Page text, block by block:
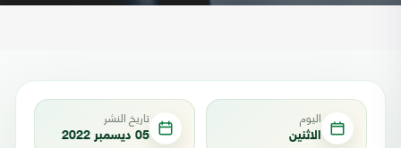
اليوم
الاثنين
تاريخ النشر
05 ديسمبر 2022